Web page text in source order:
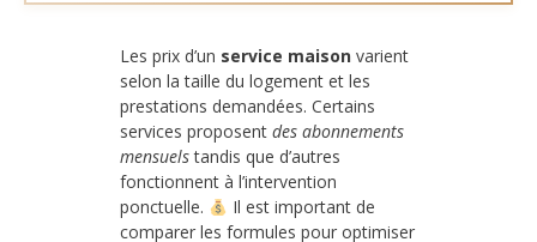
Les prix d’un service maison varient
selon la taille du logement et les
prestations demandées. Certains
services proposent des abonnements
mensuelstandis que d’autres
fonctionnent à l’intervention
ponctuelle.
Il est important de
comparer les formules pour optimiser